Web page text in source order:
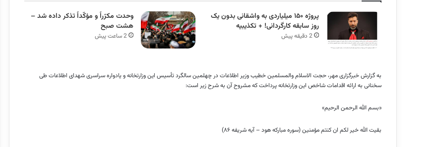
پروژه ۱۵۰ میلیاردی به واشقانی بدون یک
روز سابقه کارگردانی! + تکذیبیه
2 دقیقه پیش
وحدت مکرّراً و مؤکّداً تذکر داده شد –
هشت صبح
2 ساعت پیش
به گزارش خبرگزاری مهر، حجت الاسلام والمسلمین خطیب وزیر اطلاعات در چهلمین سالگرد تأسیس این وزارتخانه و یادواره سراسری شهدای اطلاعات طی
سخنانی به ارائه اقدامات شاخص این وزارتخانه پرداخت که مشروح آن به شرح زیر است:
«بسمالله الرحمن الرحیم»
بقیتالله خیر لکم انکنتممؤمنین (سوره مبارکه هود – آیه شریفه ۸۶)